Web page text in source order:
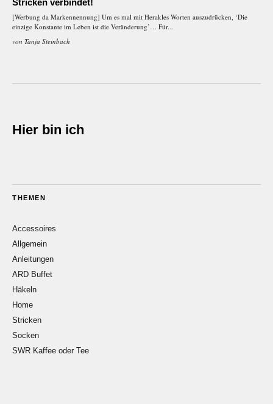
Stricken verbindet!
[Werbung da Markennennung] Um es mal mit Herakles Worten auszudrücken, ‘Die
einzige Konstante im Leben ist die Veränderung’… Für...
von Tanja Steinbach
Hier bin ich
THEMEN
Accessoires
Allgemein
Anleitungen
ARD Buffet
Häkeln
Home
Stricken
Socken
SWR Kaffee oder Tee